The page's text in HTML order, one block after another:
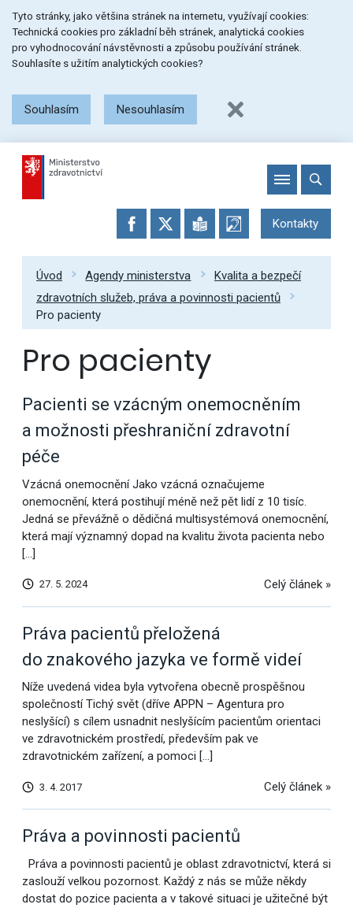
na
menu
na
obsah
na
patičku
stránky
Tyto stránky, jako většina stránek na internetu, využívají cookies:
Technická cookies pro základní běh stránek, analytická cookies
pro vyhodnocování návstěvnosti a způsobu používání stránek.
Souhlasíte s užitím analytických cookies?
Souhlasím Nesouhlasím
Kontakty
Úvod Agendy ministerstva
Kvalita a bezpečí
zdravotních služeb, práva a povinnosti pacientů
Pro pacienty
Pro pacienty
Pacienti se vzácným onemocněním
a možnosti přeshraniční zdravotní
péče
Vzácná onemocnění Jako vzácná označujeme
onemocnění, která postihují méně než pět lidí z 10 tisíc.
Jedná se převážně o dědičná multisystémová onemocnění,
která mají významný dopad na kvalitu života pacienta nebo
[…]
27. 5. 2024 Celý článek »
Práva pacientů přeložená
do znakového jazyka ve formě videí
Níže uvedená videa byla vytvořena obecně prospěšnou
společností Tichý svět (dříve APPN – Agentura pro
neslyšící) s cílem usnadnit neslyšícím pacientům orientaci
ve zdravotnickém prostředí, především pak ve
zdravotnickém zařízení, a pomoci […]
3. 4. 2017 Celý článek »
Práva a povinnosti pacientů
Práva a povinnosti pacientů je oblast zdravotnictví, která si
zaslouží velkou pozornost. Každý z nás se může někdy
dostat do pozice pacienta a v takové situaci je užitečné být